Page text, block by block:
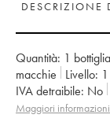
DESCRIZIONE
Quantità: 1 bottiglia
macchie
Livello: 1
IVA detraibile:
no
Denominazione:
Maggiori